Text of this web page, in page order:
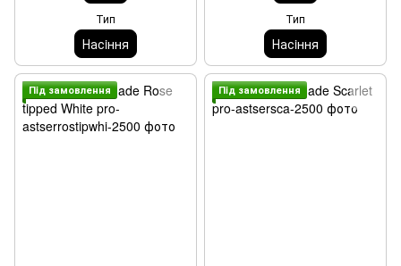
Тип
Насiння
Тип
Насiння
Пiд замовлення Пiд замовлення